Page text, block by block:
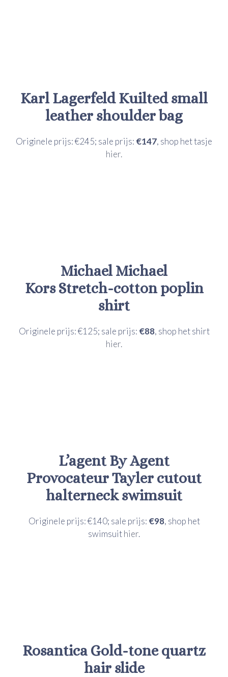
Karl LagerfeldKuilted small
leather shoulder bag
Originele prijs: €245; sale prijs: €147, shop het tasje
hier.
Michael Michael
KorsStretch-cotton poplin
shirt
Originele prijs: €125; sale prijs: €88, shop het shirt
hier.
L’agent By Agent
ProvocateurTayler cutout
halterneck swimsuit
Originele prijs: €140; sale prijs: €98, shop het
swimsuithier.
Rosantica Gold-tone quartz
hair slide